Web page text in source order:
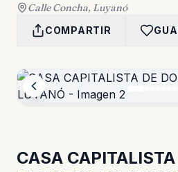
Calle Concha, Luyanó
COMPARTIR
CASA